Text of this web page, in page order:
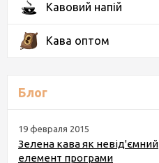
Кавовий напій
Кава оптом
Блог
19 февраля 2015
Зелена кава як невід'ємний
елемент програми